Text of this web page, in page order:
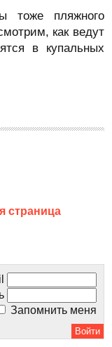
тоже пляжного
как ведут
в купальных
страница
Запомнить меня